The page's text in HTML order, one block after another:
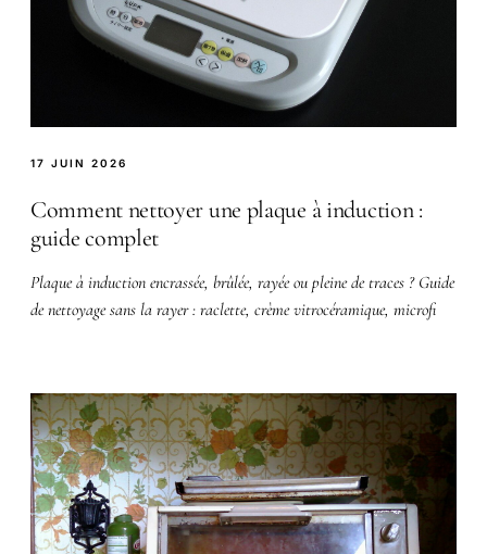
17 JUIN 2026
Comment nettoyer une plaque à induction :
guide complet
Plaque à induction encrassée, brûlée, rayée ou pleine de traces ? Guide
de nettoyage sans la rayer : raclette, crème vitrocéramique, microfi